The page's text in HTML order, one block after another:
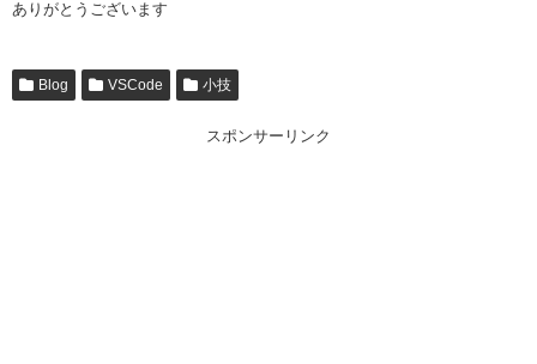
ありがとうございます
Blog VSCode 小技
スポンサーリンク